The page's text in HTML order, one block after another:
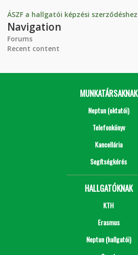
ÁSZF a hallgatói képzési szerződéshez
Navigation
Forums
Recent content
MUNKATÁRSAKNAK
Neptun (oktatói)
Telefonkönyv
Kancellária
Segítségkérés
HALLGATÓKNAK
KTH
Erasmus
Neptun (hallgatói)